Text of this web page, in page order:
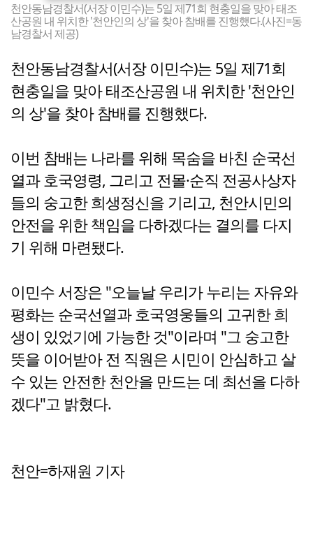
천안동남경찰서(서장 이민수)는 5일 제71회 현충일을 맞아 태조
산공원 내 위치한 '천안인의 상'을 찾아 참배를 진행했다.(사진=동
남경찰서 제공)
천안동남경찰서(서장 이민수)는 5일 제71회
현충일을 맞아 태조산공원 내 위치한 '천안인
의 상'을 찾아 참배를 진행했다.
이번 참배는 나라를 위해 목숨을 바친 순국선
열과 호국영령, 그리고 전몰·순직 전공사상자
들의 숭고한 희생정신을 기리고, 천안시민의
안전을 위한 책임을 다하겠다는 결의를 다지
기 위해 마련됐다.
이민수 서장은 "오늘날 우리가 누리는 자유와
평화는 순국선열과 호국영웅들의 고귀한 희
생이 있었기에 가능한 것"이라며 "그 숭고한
뜻을 이어받아 전 직원은 시민이 안심하고 살
수 있는 안전한 천안을 만드는 데 최선을 다하
겠다"고 밝혔다.
천안=하재원 기자